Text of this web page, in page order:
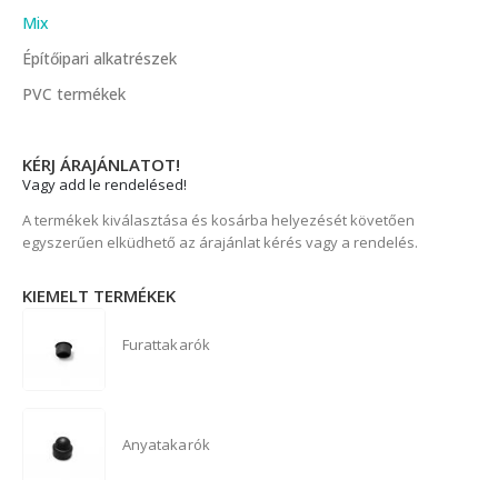
Mix
Építőipari alkatrészek
PVC termékek
KÉRJ ÁRAJÁNLATOT!
Vagy add le rendelésed!
A termékek kiválasztása és kosárba helyezését követően
egyszerűen elküdhető az árajánlat kérés vagy a rendelés.
KIEMELT TERMÉKEK
Furattakarók
Anyatakarók